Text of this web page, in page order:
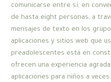
comunicarse entre sí, en
de hasta eight personas, a
mensajes de texto en los
aplicaciones y sitios web que
preadolescentes está en
ofrecen una experiencia
aplicaciones para niños a